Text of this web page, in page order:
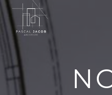
Panneau de gestion des